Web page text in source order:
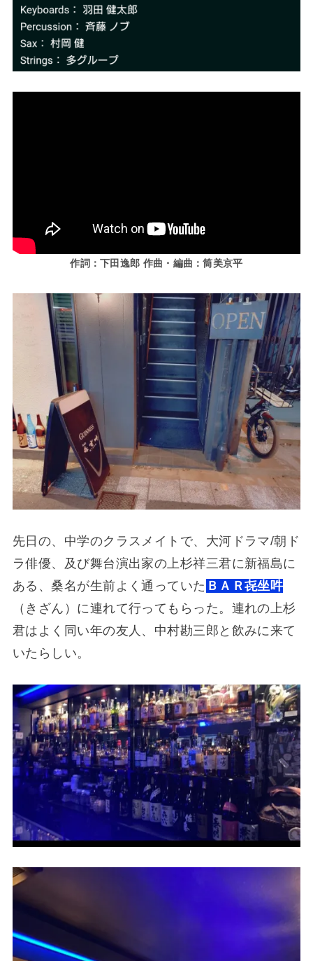
作詞：下田逸郎 作曲・編曲：筒美京平
先日の、中学のクラスメイトで、大河ドラマ/朝ド
ラ俳優、及び舞台演出家の上杉祥三君に新福島に
ある、桑名が生前よく通っていた ＢＡＲ㐂坐吽
（きざん）に連れて行ってもらった。連れの上杉
君はよく同い年の友人、中村勘三郎と飲みに来て
いたらしい。